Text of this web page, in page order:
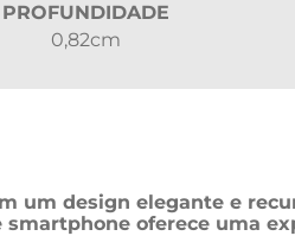
PROFUNDIDADE
0,82cm
um design elegante e
oferece uma